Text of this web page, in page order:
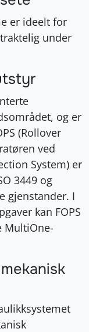
er ideelt for
under
og er
(Rollover
ved
System) er
3449 og
gjenstander. I
kan FOPS
MultiOne-